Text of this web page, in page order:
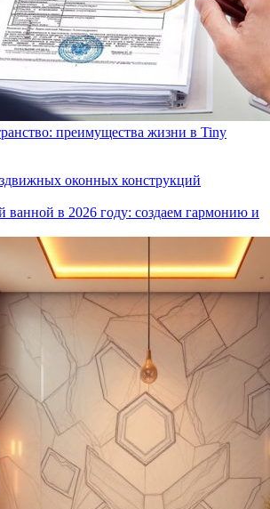
преимущества жизни в Tiny
оконных конструкций
ванной в 2026 году: создаем гармонию и